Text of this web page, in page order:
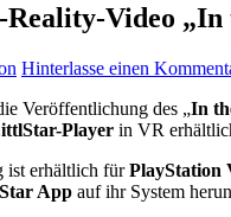
Video
Hinterlasse einen
Veröffentlichung des „In
Player in VR
ist erhältlich fürPlayStation
App auf ihr System